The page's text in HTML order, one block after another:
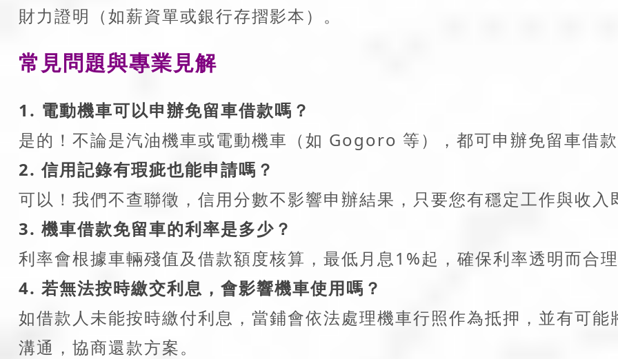
財力證明（如薪資單或銀行存摺影本）。
常見問題與專業見解
1. 電動機車可以申辦免留車借款嗎？
是的！不論是汽油機車或電動機車（如 Gogoro 等），都可申辦免留車借
2. 信用記錄有瑕疵也能申請嗎？
可以！我們不查聯徵，信用分數不影響申辦結果，只要您有穩定工作與收入
3. 機車借款免留車的利率是多少？
利率會根據車輛殘值及借款額度核算，最低月息1%起，確保利率透明而合
4. 若無法按時繳交利息，會影響機車使用嗎？
如借款人未能按時繳付利息，當鋪會依法處理機車行照作為抵押，並有可
溝通，協商還款方案。